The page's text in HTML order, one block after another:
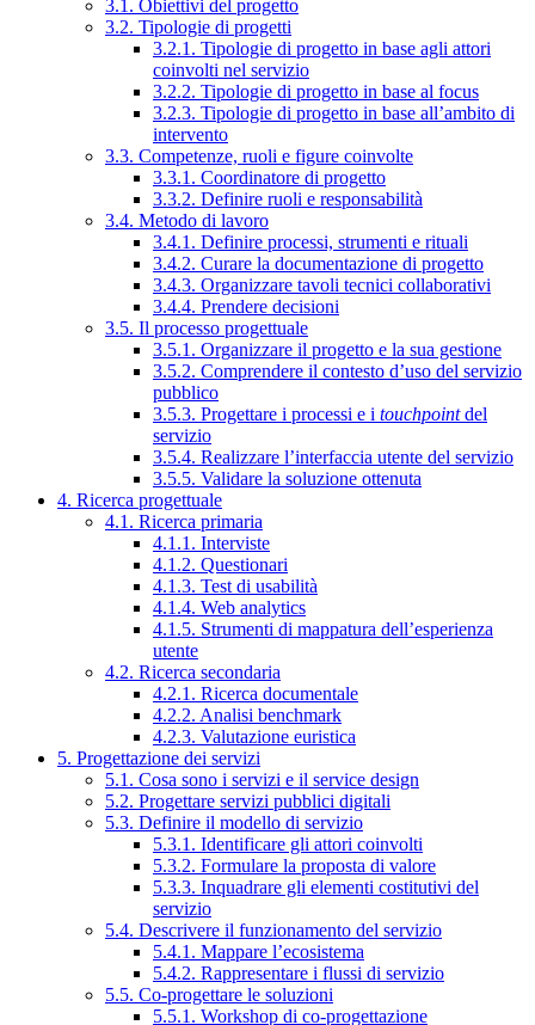
3.1. Obiettivi del progetto
3.2. Tipologie di progetti
3.2.1. Tipologie di progetto in base agli attori
coinvolti nel servizio
3.2.2. Tipologie di progetto in base al focus
3.2.3. Tipologie di progetto in base all’ambito di
intervento
3.3. Competenze, ruoli e figure coinvolte
3.3.1. Coordinatore di progetto
3.3.2. Definire ruoli e responsabilità
3.4. Metodo di lavoro
3.4.1. Definire processi, strumenti e rituali
3.4.2. Curare la documentazione di progetto
3.4.3. Organizzare tavoli tecnici collaborativi
3.4.4. Prendere decisioni
3.5. Il processo progettuale
3.5.1. Organizzare il progetto e la sua gestione
3.5.2. Comprendere il contesto d’uso del servizio
pubblico
3.5.3. Progettare i processi e i touchpointdel
servizio
3.5.4. Realizzare l’interfaccia utente del servizio
3.5.5. Validare la soluzione ottenuta
4. Ricerca progettuale
4.1. Ricerca primaria
4.1.1. Interviste
4.1.2. Questionari
4.1.3. Test di usabilità
4.1.4. Web analytics
4.1.5. Strumenti di mappatura dell’esperienza
utente
4.2. Ricerca secondaria
4.2.1. Ricerca documentale
4.2.2. Analisi benchmark
4.2.3. Valutazione euristica
5. Progettazione dei servizi
5.1. Cosa sono i servizi e il service design
5.2. Progettare servizi pubblici digitali
5.3. Definire il modello di servizio
5.3.1. Identificare gli attori coinvolti
5.3.2. Formulare la proposta di valore
5.3.3. Inquadrare gli elementi costitutivi del
servizio
5.4. Descrivere il funzionamento del servizio
5.4.1. Mappare l’ecosistema
5.4.2. Rappresentare i flussi di servizio
5.5. Co-progettare le soluzioni
5.5.1. Workshop di co-progettazione